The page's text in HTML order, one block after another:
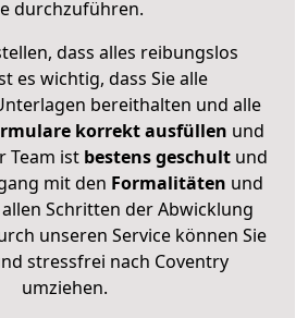
durchzuführen.
dass alles reibungslos
es wichtig, dass Sie alle
bereithalten und alle
korrekt ausfüllen und
Team ist bestens geschult und
mit den Formalitäten und
Schritten der Abwicklung
unseren Service können Sie
stressfrei nach Coventry
umziehen.